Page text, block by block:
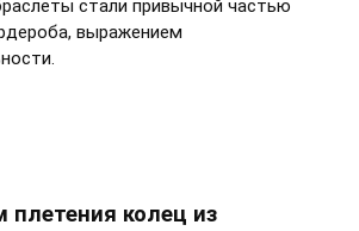
стали привычной частью
выражением
плетения колец из